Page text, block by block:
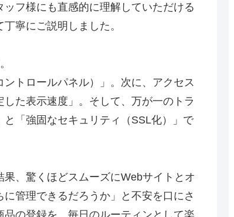
フ様にも直感的に理解していただける
寧にご説明しました。
トロールパネル）」。次に、アクセス
た表示速度」。そして、万が一のトラ
「強固なセキュリティ（SSL化）」で
、驚くほどスムーズにWebサイトとオ
管理できるだろうか」と不安を口にさ
の登録を、毎日のルーティンとして楽